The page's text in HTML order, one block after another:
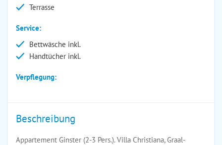
Terrasse
Service:
Bettwäsche inkl.
Handtücher inkl.
Verpflegung:
Beschreibung
Appartement Ginster (2-3 Pers.). Villa Christiana, Graal-